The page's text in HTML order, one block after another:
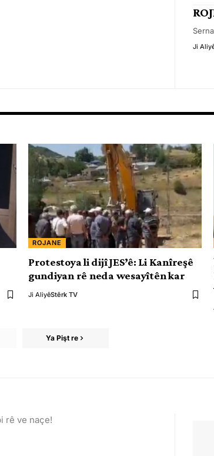
Ji
ROJANE
Protestoya li dijî JES’ê: Li Kanîreşê
gundiyan rê neda wesayîtên kar
Ji AliyêStêrk TV
Ya Pişt re
rê ve naçe!